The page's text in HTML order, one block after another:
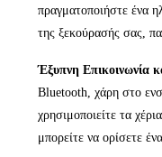
πραγματοποιήστε ένα
της ξεκούρασής σας,
Έξυπνη Επικοινωνία
Bluetooth, χάρη στο
χρησιμοποιείτε τα
μπορείτε να ορίσετε